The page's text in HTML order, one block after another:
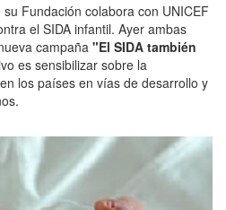
Fundación colabora con UNICEF
el SIDA infantil. Ayer ambas
campaña "El SIDA también
es sensibilizar sobre la
los países en vías de desarrollo y